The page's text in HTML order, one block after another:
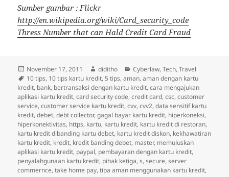
Sumber gambar :Flickr
http://en.wikipedia.org/wiki/Card_security_code
Thress Number that can Hald Credit Card Fraud
Posted
on
November 17, 2011 Author
diditho Categories
Cyberlaw,Tech,Travel
Tags
10 tips, 10 tips kartu kredit,5 tips,aman,aman dengan kartu
kredit, bank, bertransaksi dengan kartu kredit,cara mengajukan
aplikasi kartu kredit,card security code,credit card,csc,customer
service,customer service kartu kredit,cvv,cvv2,data sensitif kartu
kredit,debet,debt collector,gagal bayar kartu kredit, hiperkoneksi,
hiperkonektivitas, https, kartu, kartu kredit, kartu kredit di restoran,
kartu kredit dibanding kartu debet, kartu kredit diskon, kekhawatiran
kartu kredit, kredit, kredit banding debet, master, memuluskan
aplikasi kartu kredit, paypal, pembayaran dengan kartu kredit,
penyalahgunaan kartu kredit, pihak ketiga,s,secure,server
commernce,take home pay,tipa aman menggunakan kartu kredit,